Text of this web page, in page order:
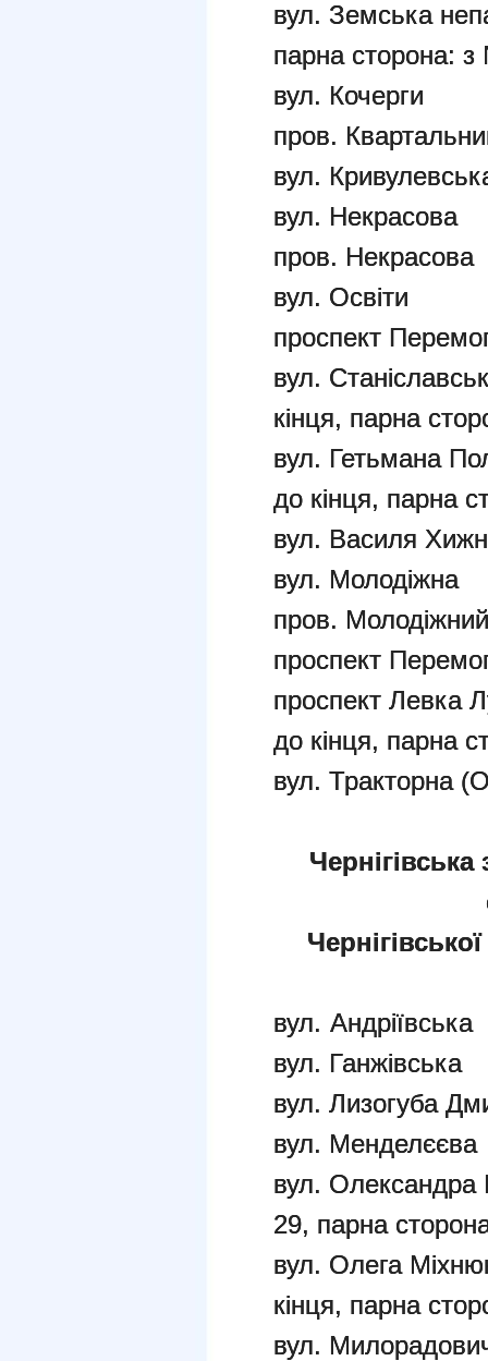
вул. Земська
парна сторона:
вул. Кочерги
пров.
вул.
вул. Некрасова
пров. Некрасова
вул. Освіти
проспект
вул.
кінця, парна
вул. Гетьмана
до кінця, парна
вул. Василя
вул. Молодіжна
пров. Молодіжний
проспект
проспект Левка
до кінця, парна
вул. Тракторна
Чернігівська
вул. Андріївська
вул. Ганжівська
вул. Лизогуба
вул. Менделєєва
вул. Олександра
29, парна
вул. Олега
кінця, парна
вул.